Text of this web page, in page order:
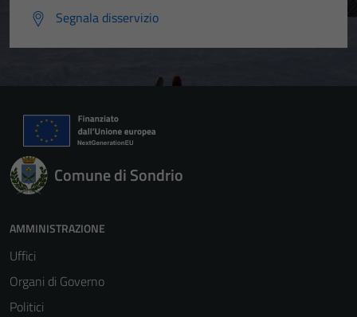
Segnala disservizio
Comune di Sondrio
AMMINISTRAZIONE
Uffici
Organi di Governo
Politici